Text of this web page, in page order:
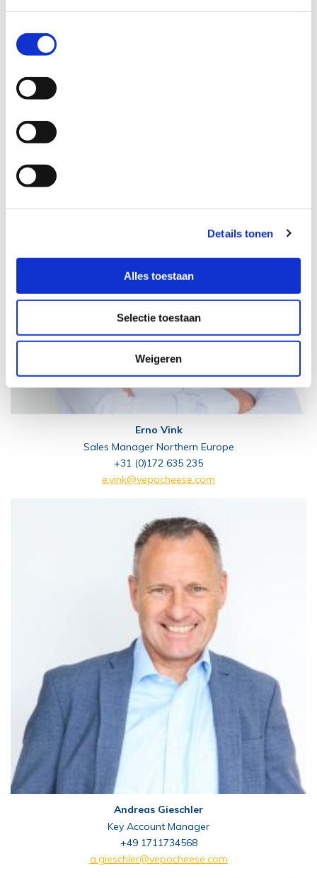
Details tonen
Alles toestaan
Selectie toestaan
Weigeren
weitere Informationen oder ein Angebot anzufordern.
KONTAKTIEREN SIE UNS
Erno Vink
Sales Manager Northern Europe
+31 (0)172 635 235
e.vink@vepocheese.com
Andreas Gieschler
Key Account Manager
+49 1711734568
a.gieschler@vepocheese.com